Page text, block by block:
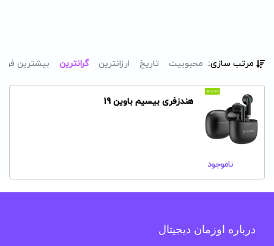
مرتب سازی: محبوبیت تاریخ ارزانترین گرانترین بیشترین
هندزفری بیسیم باوین 19
ناموجود
درباره اوزمان دیجیتال